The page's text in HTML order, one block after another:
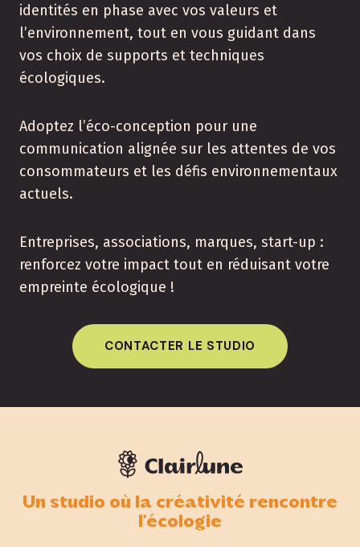
identités en phase avec vos valeurs et
l’environnement, tout en vous guidant dans
vos choix de supports et techniques
écologiques.
Adoptez l’éco-conception pour une
communication alignée sur les attentes de vos
consommateurs et les défis environnementaux
actuels.
Entreprises, associations, marques, start-up :
renforcez votre impact tout en réduisant votre
empreinte écologique !
CONTACTER LE STUDIO
Un studio où la créativité rencontre
l'écologie